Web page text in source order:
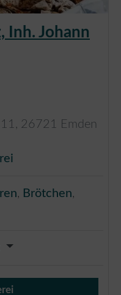
Inh. Johann
, 26721 Emden
, Brötchen,